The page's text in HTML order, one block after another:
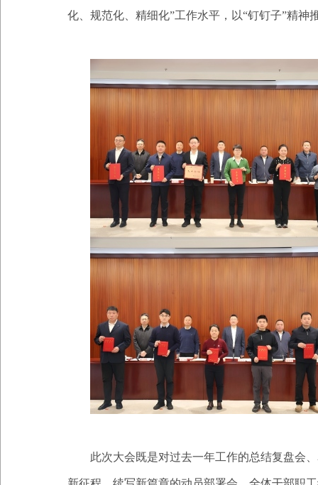
化、规范化、精细化”工作水平，以“钉钉子”精神
此次大会既是对过去一年工作的总结复盘会